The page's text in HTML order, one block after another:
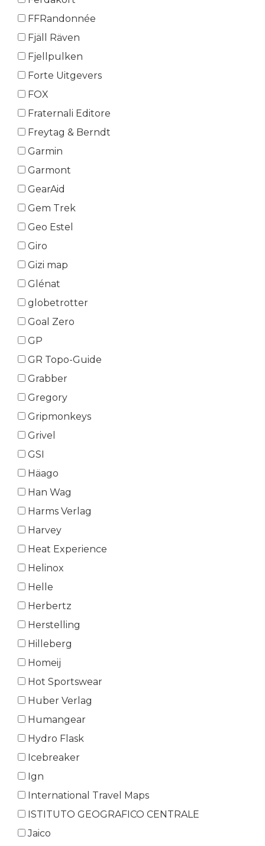
FFRandonnée
Fjäll Räven
Fjellpulken
Forte Uitgevers
FOX
Fraternali Editore
Freytag & Berndt
Garmin
Garmont
GearAid
Gem Trek
Geo Estel
Giro
Gizi map
Glénat
globetrotter
Goal Zero
GP
GR Topo-Guide
Grabber
Gregory
Gripmonkeys
Grivel
GSI
Häago
Han Wag
Harms Verlag
Harvey
Heat Experience
Helinox
Helle
Herbertz
Herstelling
Hilleberg
Homeij
Hot Sportswear
Huber Verlag
Humangear
Hydro Flask
Icebreaker
Ign
International Travel Maps
ISTITUTO GEOGRAFICO CENTRALE
Jaico